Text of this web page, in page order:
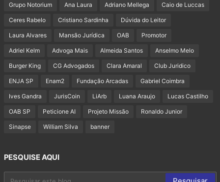
Grupo Notorium Ana Laura Adriano Mellega Caio de Luccas
Ceres Rabelo Cristiano Sardinha Dúvida do Leitor
Laura Alvares Mansão Jurídica OAB Promotor
Adriel Kelm Advoga Mais Almeida Santos Anselmo Melo
Burger King CG Advogados Clara Amaral Club Juridico
ENJA SP Enam2 Fundação Arcadas Gabriel Coimbra
Ives Gandra JurisCoin LiArb Luana Araujo Lucas Castilho
OAB SP Peticione AI Projeto Missão Ronaldo Junior
Sinapse William Silva banner
PESQUISE AQUI